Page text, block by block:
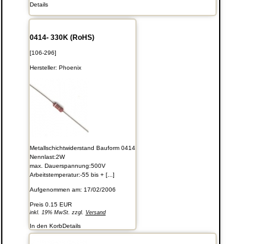
Details
0414- 330K (RoHS)
[106-296]
Hersteller: Phoenix
Metallschichtwiderstand Bauform 0414
Nennlast:2W
max. Dauerspannung:500V
Arbeitstemperatur:-55 bis + [...]
Aufgenommen am: 17/02/2006
Preis 0.15 EUR
inkl. 19% MwSt. zzgl. Versand
In den KorbDetails